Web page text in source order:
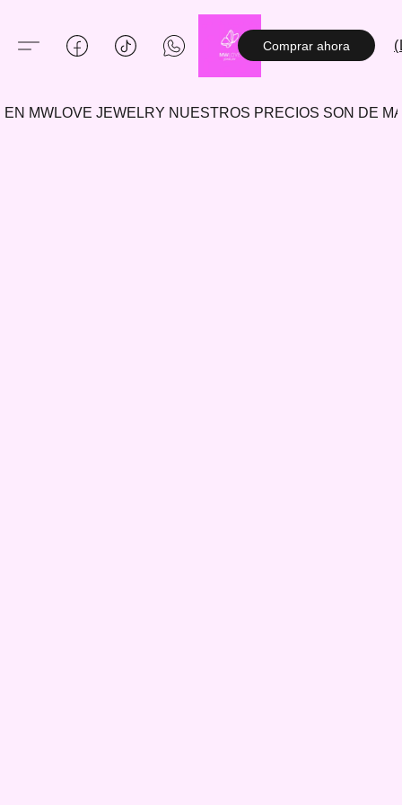
Comprar ahora
EN MWLOVE JEWELRY NUESTROS PRECIOS SON DE